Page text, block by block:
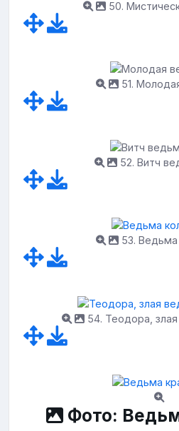
50.
51.
52. Витч
53.
54. Теодора,
Фото: